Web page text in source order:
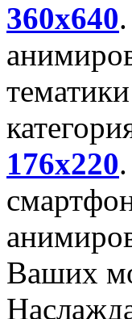
360x640
тематики
176x220
Ваших